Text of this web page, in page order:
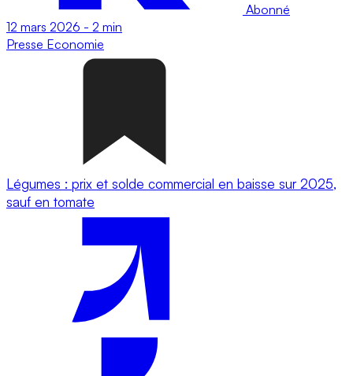
Abonné
12 mars 2026 - 2 min
Presse Economie
Légumes : prix et solde commercial en baisse sur 2025,
sauf en tomate